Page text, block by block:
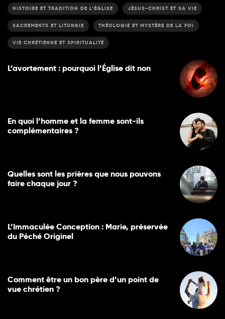
HISTOIRE ET TRADITION DE L’ÉGLISE JÉSUS-CHRIST ET SA VIE
SACREMENTS ET LITURGIE THÉOLOGIE ET MYSTÈRE DE LA FOI
VIE CHRÉTIENNE ET SPIRITUALITÉ
L’avortement : pourquoi l’Église dit non
En quoi l’homme et la femme sont-ils
complémentaires ?
Quelles sont les prières que nous pouvons
faire chaque jour ?
L’Immaculée Conception : Marie, préservée
du Péché Originel
Comment être un bon père d’un point de
vue chrétien ?